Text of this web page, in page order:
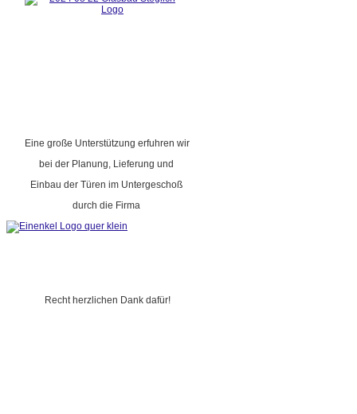
Eine große Unterstützung erfuhren wir
bei der Planung, Lieferung und
Einbau der Türen im Untergeschoß
durch die Firma
Recht herzlichen Dank dafür!